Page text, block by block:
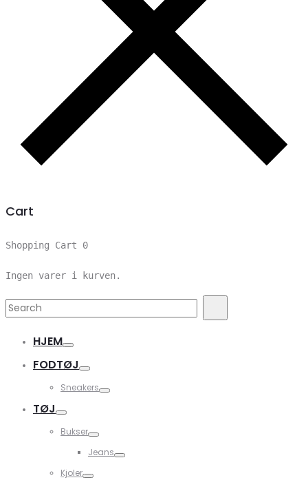
Cart
Shopping Cart 0
Ingen varer i kurven.
Search
HJEM
FODTØJ
Sneakers
TØJ
Bukser
Jeans
Kjoler